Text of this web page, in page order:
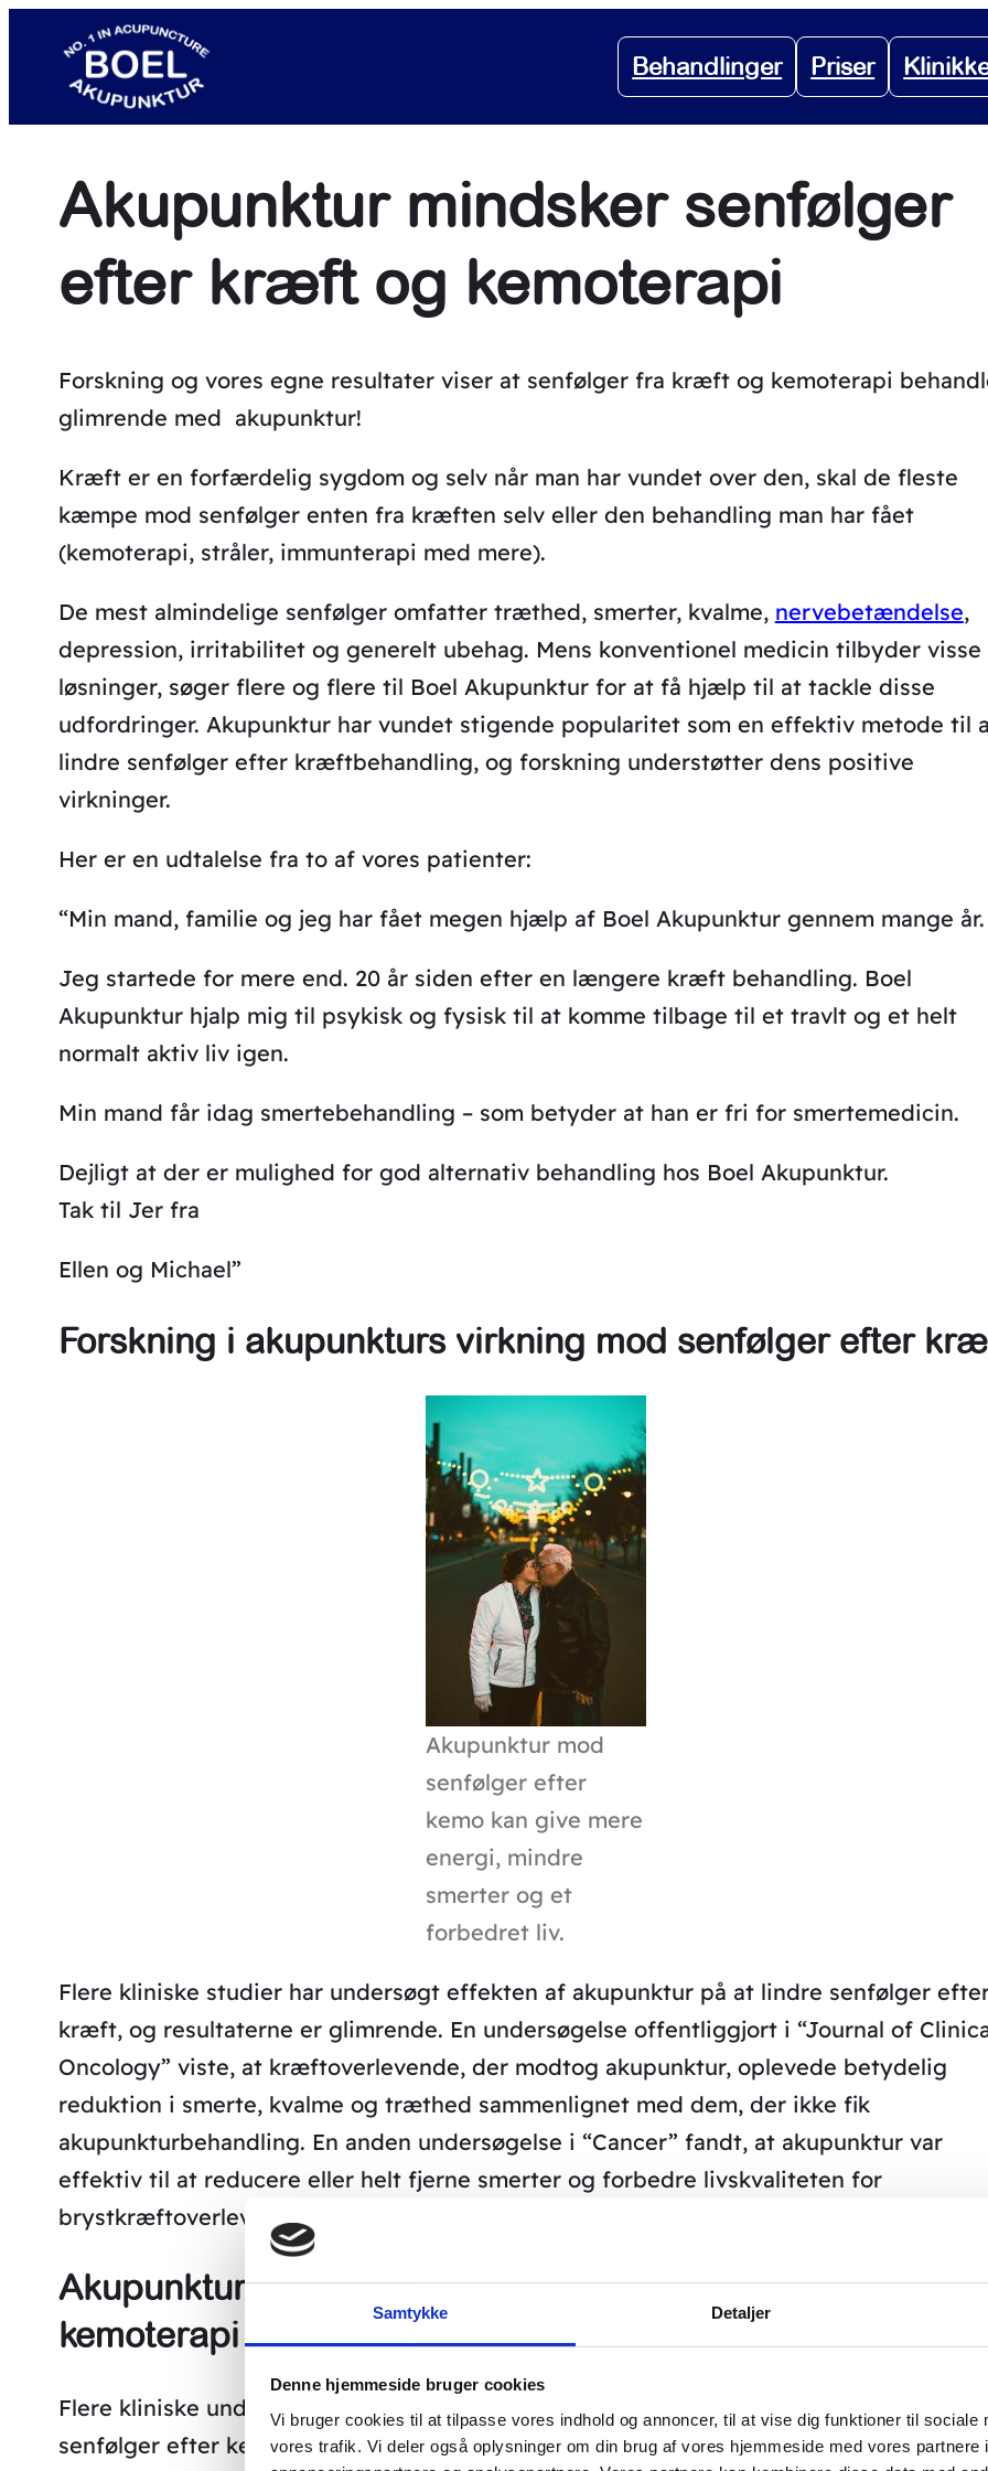
Samtykke Detaljer
Denne hjemmeside bruger cookies
Vi bruger cookies til at tilpasse vores indhold og annoncer, til at vise dig funktioner til sociale
vores trafik. Vi deler også oplysninger om din brug af vores hjemmeside med vores partnere
indhold
Behandlinger Priser
Akupunktur mindsker senfølger
efter kræft og kemoterapi
Forskning og vores egne resultater viser at senfølger fra kræft og kemoterapi
glimrende med akupunktur!
Kræft er en forfærdelig sygdom og selv når man har vundet over den, skal de fleste
kæmpe mod senfølger enten fra kræften selv eller den behandling man har fået
(kemoterapi, stråler, immunterapi med mere).
De mest almindelige senfølger omfatter træthed, smerter, kvalme, nervebetændelse,
depression, irritabilitet og generelt ubehag. Mens konventionel medicin tilbyder visse
løsninger, søger flere og flere til Boel Akupunktur for at få hjælp til at tackle disse
udfordringer. Akupunktur har vundet stigende popularitet som en effektiv metode til
lindre senfølger efter kræftbehandling, og forskning understøtter dens positive
virkninger.
Her er en udtalelse fra to af vores patienter:
“Min mand, familie og jeg har fået megen hjælp af Boel Akupunktur gennem mange år.
Jeg startede for mere end. 20 år siden efter en længere kræft behandling. Boel
Akupunktur hjalp mig til psykisk og fysisk til at komme tilbage til et travlt og et helt
normalt aktiv liv igen.
Min mand får idag smertebehandling – som betyder at han er fri for smertemedicin.
Dejligt at der er mulighed for god alternativ behandling hos Boel Akupunktur.
Tak til Jer fra
Ellen og Michael”
Forskning i akupunkturs virkning mod senfølger efter
Akupunktur mod
senfølger efter
kemo kan give mere
energi, mindre
smerter og et
forbedret liv.
Flere kliniske studier har undersøgt effekten af akupunktur på at lindre senfølger
kræft, og resultaterne er glimrende. En undersøgelse offentliggjort i “Journal of
Oncology” viste, at kræftoverlevende, der modtog akupunktur, oplevede betydelig
reduktion i smerte, kvalme og træthed sammenlignet med dem, der ikke fik
akupunkturbehandling. En anden undersøgelse i “Cancer” fandt, at akupunktur var
effektiv til at reducere eller helt fjerne smerter og forbedre livskvaliteten for
brystkræftoverlevende.
Akupunktur mod bivirkninger og senfølger efter
kemoterapi
Flere kliniske undersøgelser har undersøgt effekten af akupunktur mod bivirkninger
senfølger efter kemoterapi, og resultaterne er gode. En metaanalyse offentliggjort i